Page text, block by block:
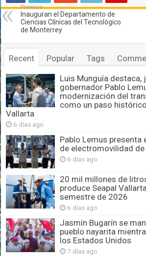
Previous
Inauguran el Departamento de
Ciencias Clínicas del Tecnológico
de Monterrey
Recent Popular Tags
Luis Munguía destaca,
gobernador Pablo
modernización del
como un paso
Vallarta
6 días ago
Pablo Lemus presenta
de electromovilidad
6 días ago
20 mil millones de
produce Seapal
semestre de 2026
6 días ago
Jasmín Bugarín se
pueblo nayarita
los Estados Unidos
7 días ago